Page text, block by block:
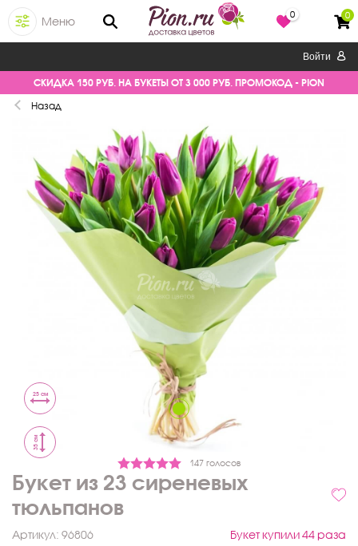
Меню
0 0
Войти
СКИДКА 150 РУБ. НА БУКЕТЫ ОТ 3 000 РУБ. ПРОМОКОД - PION
Назад
147 голосов
25 см
35 см
Букет из 23 сиреневых
тюльпанов
Артикул: 96806 Букет купили 44 раза